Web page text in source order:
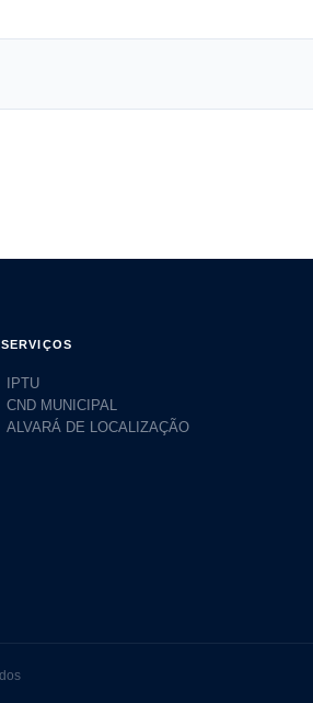
SERVIÇOS
IPTU
CND MUNICIPAL
ALVARÁ DE LOCALIZAÇÃO